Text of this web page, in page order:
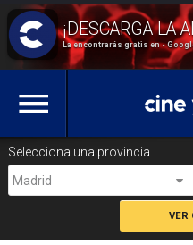
La encontrarás gratis en -
Selecciona una provincia
Madrid